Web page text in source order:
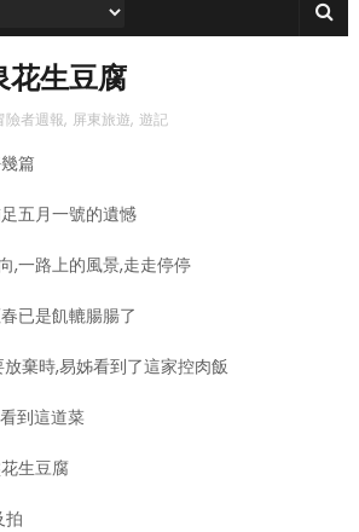
花生豆腐
險者週報, 屏東旅遊, 遊記
篇
五月一號的遺憾
,一路上的風景,走走停停
已是飢轆腸腸了
棄時,易姊看到了這家控肉飯
到這道菜
生豆腐
拍